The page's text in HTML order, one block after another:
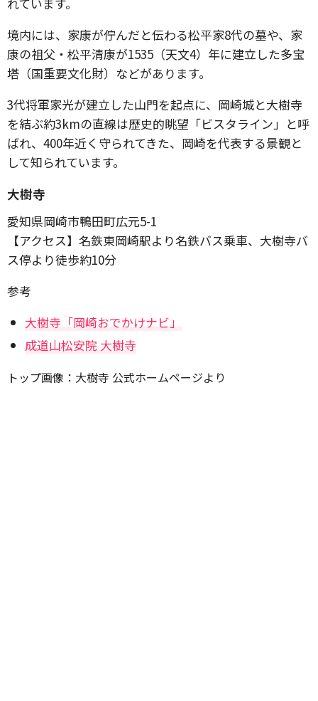
境内には、家康が佇んだと伝わる松平家8代の墓や、家
康の祖父・松平清康が1535（天文4）年に建立した多宝
塔（国重要文化財）などがあります。
3代将軍家光が建立した山門を起点に、岡崎城と大樹寺
を結ぶ約3kmの直線は歴史的眺望「ビスタライン」と呼
ばれ、400年近く守られてきた、岡崎を代表する景観と
して知られています。
大樹寺
愛知県岡崎市鴨田町広元5-1
【アクセス】名鉄東岡崎駅より名鉄バス乗車、大樹寺バ
ス停より徒歩約10分
参考
大樹寺「岡崎おでかけナビ」
成道山松安院 大樹寺
トップ画像：大樹寺 公式ホームページより